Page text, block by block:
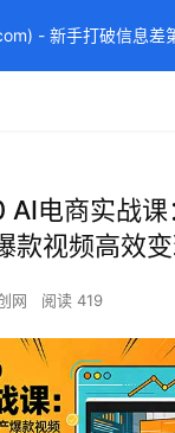
电商实战课
款视频高效
网 阅读 419
- 新手打破信息差